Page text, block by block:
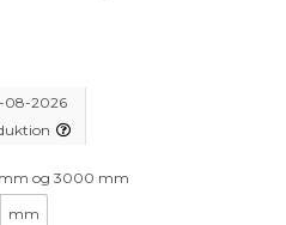
08-2026
mm og 3000 mm
mm